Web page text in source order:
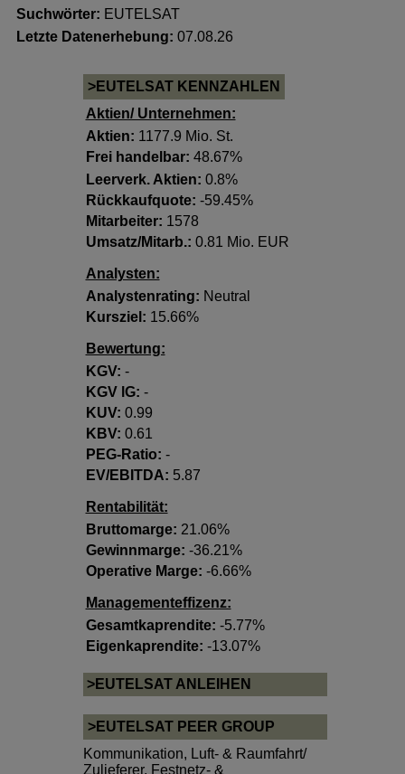
Suchwörter: EUTELSAT
Letzte Datenerhebung: 07.08.26
>EUTELSAT KENNZAHLEN
Aktien/ Unternehmen:
Aktien: 1177.9 Mio. St.
Frei handelbar: 48.67%
Leerverk. Aktien: 0.8%
Rückkaufquote: -59.45%
Mitarbeiter: 1578
Umsatz/Mitarb.: 0.81 Mio. EUR
Analysten:
Analystenrating: Neutral
Kursziel: 15.66%
Bewertung:
KGV: -
KGV lG: -
KUV: 0.99
KBV: 0.61
PEG-Ratio: -
EV/EBITDA: 5.87
Rentabilität:
Bruttomarge: 21.06%
Gewinnmarge: -36.21%
Operative Marge: -6.66%
Managementeffizenz:
Gesamtkaprendite: -5.77%
Eigenkaprendite: -13.07%
>EUTELSAT ANLEIHEN
>EUTELSAT PEER GROUP
Kommunikation, Luft- & Raumfahrt/
Zulieferer, Festnetz- &